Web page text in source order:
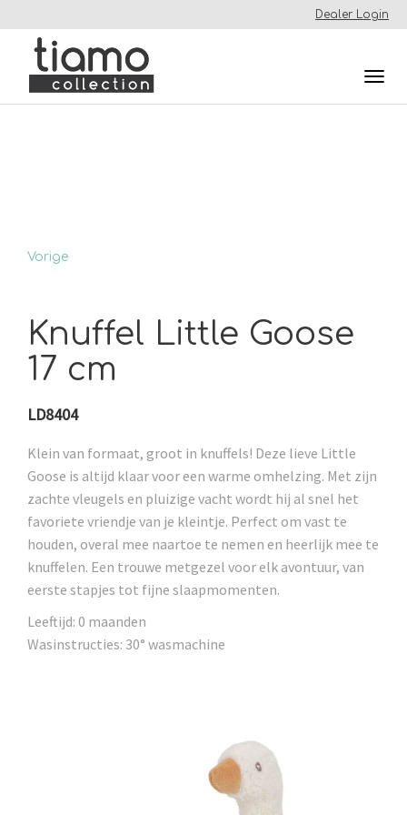
Dealer Login
Vorige
Knuffel Little Goose
17 cm
LD8404
Klein van formaat, groot in knuffels! Deze lieve Little
Goose is altijd klaar voor een warme omhelzing. Met zijn
zachte vleugels en pluizige vacht wordt hij al snel het
favoriete vriendje van je kleintje. Perfect om vast te
houden, overal mee naartoe te nemen en heerlijk mee te
knuffelen. Een trouwe metgezel voor elk avontuur, van
eerste stapjes tot fijne slaapmomenten.
Leeftijd: 0 maanden
Wasinstructies: 30° wasmachine